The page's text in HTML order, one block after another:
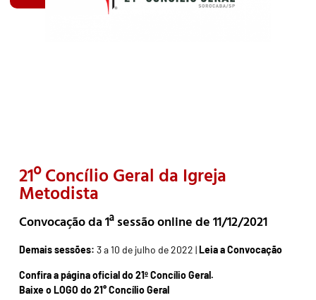
21º Concílio Geral da Igreja
Metodista
Convocação da 1ª sessão online de 11/12/2021
Demais sessões: 3 a 10 de julho de 2022 |Leia a Convocação
Confira a página oficial do 21º Concílio Geral.
Baixe o LOGO do 21° Concílio Geral